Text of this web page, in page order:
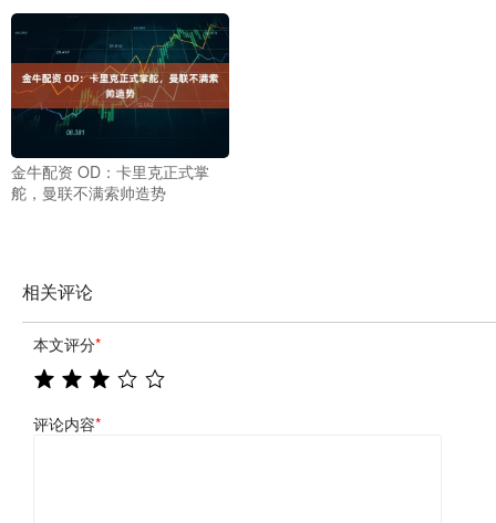
金牛配资 OD：卡里克正式掌
舵，曼联不满索帅造势
相关评论
本文评分*
评论内容*